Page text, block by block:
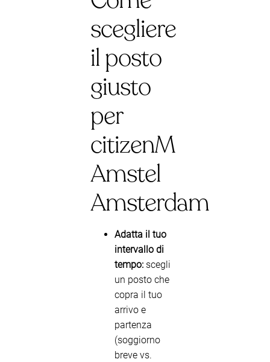
scegliere
il posto
giusto
per
citizenM
Amstel
Amsterdam
Adatta il tuo
intervallo di
tempo: scegli
un posto che
copra il tuo
arrivo e
partenza
(soggiorno
breve vs.